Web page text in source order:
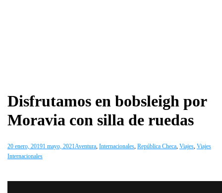
Disfrutamos en bobsleigh por
Moravia con silla de ruedas
20 enero, 20191 mayo, 2021Aventura, Internacionales, República Checa, Viajes, Viajes
Internacionales